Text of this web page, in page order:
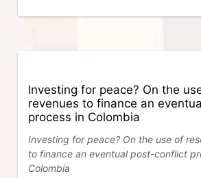
Investing for peace? On the
revenues to finance an
process in Colombia
Investing for peace? On the use of
to finance an eventual post-conflict
Colombia